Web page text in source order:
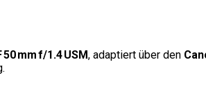
50 mm f/1.4 USM, adaptiert über den